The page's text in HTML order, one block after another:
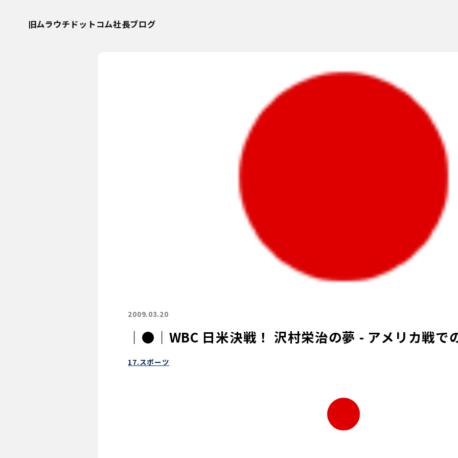
旧ムラウチドットコム社長ブログ
2009.03.20
｜●｜WBC 日米決戦！ 沢村栄治の夢 - アメリカ戦で
17.スポーツ